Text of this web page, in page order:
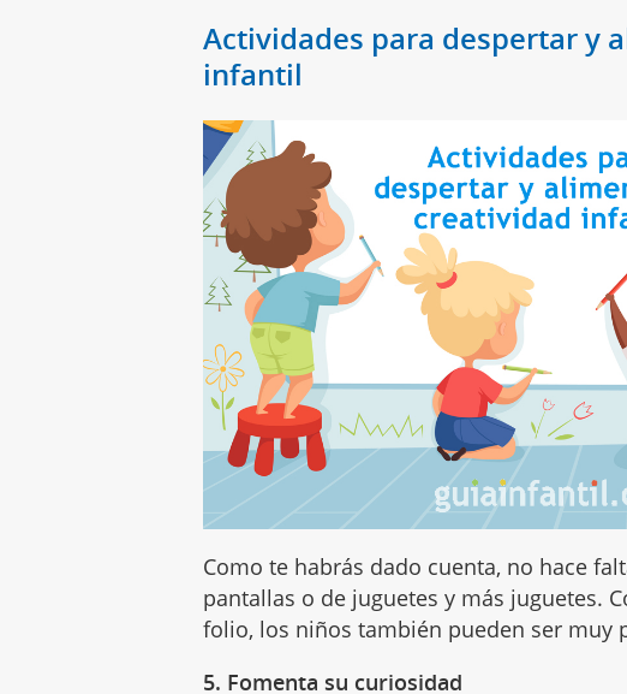
Actividades para despertar y
infantil
Como te habrás dado cuenta, no hace
pantallas o de juguetes y más juguetes.
folio, los niños también pueden ser muy
5. Fomenta su curiosidad